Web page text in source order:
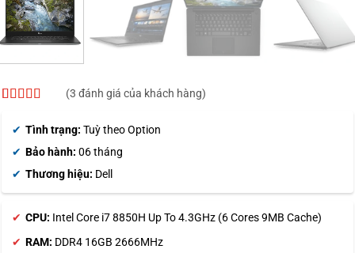
dựa trên
đánh giá
(3 đánh giá của khách hàng)
Tình trạng: Tuỳ theo Option
Bảo hành: 06 tháng
Thương hiệu: Dell
CPU: Intel Core i7 8850H Up To 4.3GHz (6 Cores 9MB Cache)
RAM: DDR4 16GB 2666MHz